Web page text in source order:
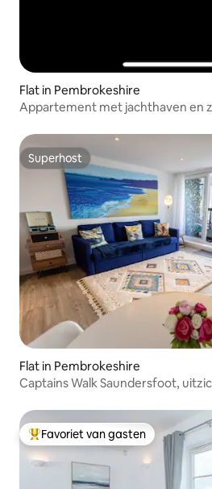
Flat in Pembrokeshire
Appartement met jachthaven en
Superhost
Superhost
Flat in Pembrokeshire
Captains Walk Saundersfoot,
Topfavoriet van gasten
Favoriet van gasten